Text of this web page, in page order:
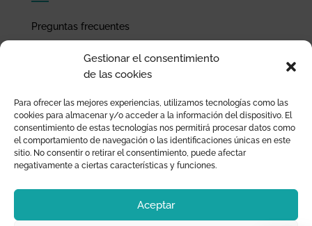
Gestionar el consentimiento
de las cookies
Para ofrecer las mejores experiencias, utilizamos tecnologías como las
cookies para almacenar y/o acceder a la información del dispositivo. El
consentimiento de estas tecnologías nos permitirá procesar datos como
el comportamiento de navegación o las identificaciones únicas en este
sitio. No consentir o retirar el consentimiento, puede afectar
negativamente a ciertas características y funciones.
Aceptar
Preguntas frecuentes
Pago seguro
Devoluciones y garantía